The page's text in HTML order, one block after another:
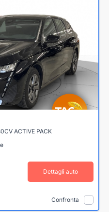
ACTIVE PACK
Dettagli auto
Confronta